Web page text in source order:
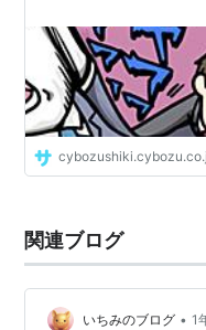
関連ブログ
いちみのブログ • 1